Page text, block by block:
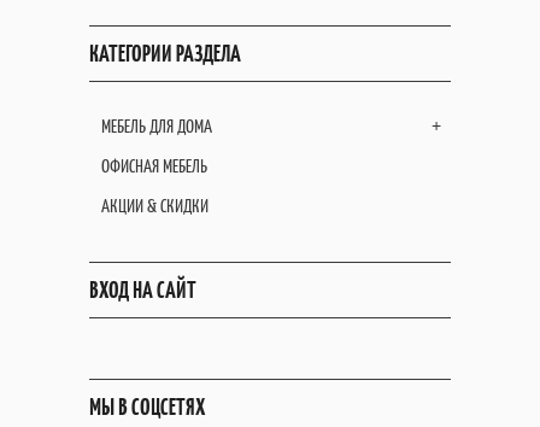
КАТЕГОРИИ РАЗДЕЛА
+
МЕБЕЛЬ ДЛЯ ДОМА
ОФИСНАЯ МЕБЕЛЬ
АКЦИИ & СКИДКИ
ВХОД НА САЙТ
МЫ В СОЦСЕТЯХ